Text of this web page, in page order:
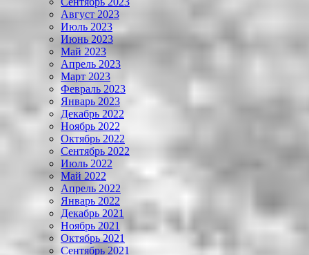
Август 2023
Июль 2023
Июнь 2023
Май 2023
Апрель 2023
Март 2023
Февраль 2023
Январь 2023
Декабрь 2022
Ноябрь 2022
Октябрь 2022
Сентябрь 2022
Июль 2022
Май 2022
Апрель 2022
Январь 2022
Декабрь 2021
Ноябрь 2021
Октябрь 2021
Сентябрь 2021